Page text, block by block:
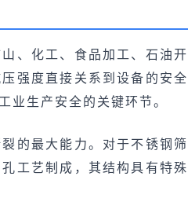
、化工、食品加工、石油
强度直接关系到设备的安
业生产安全的关键环节。
的最大能力。对于不锈钢
工艺制成，其结构具有特